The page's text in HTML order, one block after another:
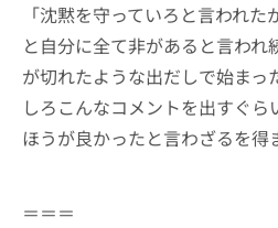
「沈黙を守っていろと言われた
と自分に全て非があると言わ
が切れたような出だしで始まっ
しろこんなコメントを出すぐ
ほうが良かったと言わざるを得
＝＝＝